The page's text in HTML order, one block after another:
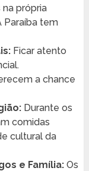
na própria
Paraíba tem
Ficar atento
a chance
Durante os
comidas
cultural da
e Família:Os